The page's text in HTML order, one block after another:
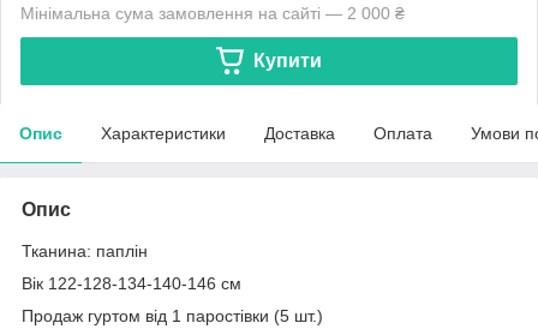
Мінімальна сума замовлення на сайті — 2 000 ₴
Купити
Опис Характеристики Доставка Оплата Умови
Опис
Тканина: паплін
Вік 122-128-134-140-146 см
Продаж гуртом від 1 паростівки (5 шт.)